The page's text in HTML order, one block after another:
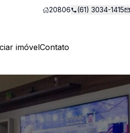
20806 (61) 3034-1415
imóvelContato